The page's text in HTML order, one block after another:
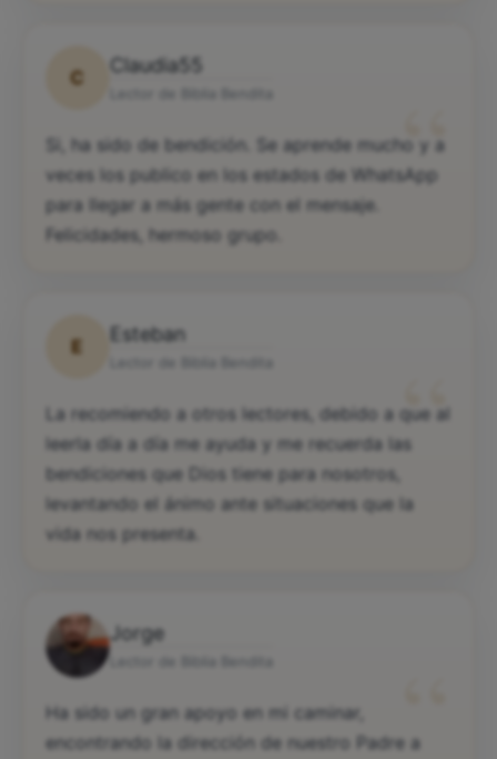
C
Claudia55
“
Si, ha sido de bendición. Se aprende mucho y a
veces los publico en los estados de WhatsApp
para llegar a más gente con el mensaje.
Felicidades, hermoso grupo.
E
Esteban
“
La recomiendo a otros lectores, debido a que al
leerla día a día me ayuda y me recuerda las
bendiciones que Dios tiene para nosotros,
levantando el ánimo ante situaciones que la
vida nos presenta.
Jorge
“
Ha sido un gran apoyo en mi caminar,
encontrando la dirección de nuestro Padre a